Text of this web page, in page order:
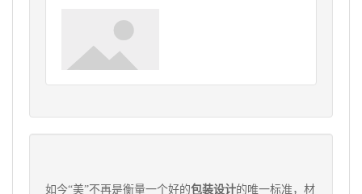
如今“美”不再是衡量一个好的包装设计的唯一标准，材